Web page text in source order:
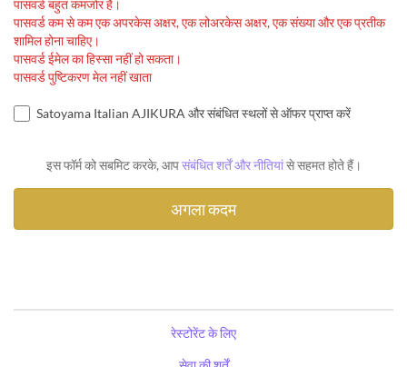
पासवर्ड बहुत कमजोर है।
पासवर्ड कम से कम एक अपरकेस अक्षर, एक लोअरकेस अक्षर, एक संख्या और एक प्रतीक
शामिल होना चाहिए।
पासवर्ड ईमेल का हिस्सा नहीं हो सकता।
पासवर्ड पुष्टिकरण मेल नहीं खाता
Satoyama Italian AJIKURA और संबंधित स्थलों से ऑफर प्राप्त करें
इस फॉर्म को सबमिट करके, आपसंबंधित शर्तें और नीतियांसे सहमत होते हैं।
रेस्टोरेंट के लिए